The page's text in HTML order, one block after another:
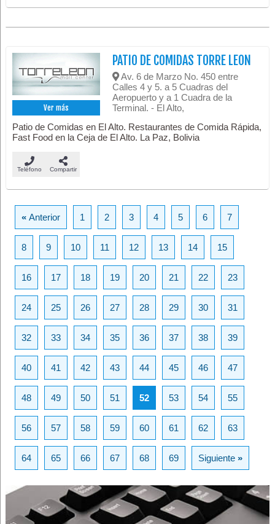
Ver más
PATIO DE COMIDAS TORRE LEON
Av. 6 de Marzo No. 450 entre
Calles 4 y 5. a 5 Cuadras del
Aeropuerto y a 1 Cuadra de la
Terminal. - El Alto,
Patio de Comidas en El Alto. Restaurantes de Comida Rápida,
Fast Food en la Ceja de El Alto. La Paz, Bolivia
Teléfono Compartir
«Anterior 1 2 3 4 5 6 7
8 9 10 11 12 13 14 15
16 17 18 19 20 21 22 23
24 25 26 27 28 29 30 31
32 33 34 35 36 37 38 39
40 41 42 43 44 45 46 47
48 49 50 51 52 53 54 55
56 57 58 59 60 61 62 63
64 65 66 67 68 69 Siguiente»